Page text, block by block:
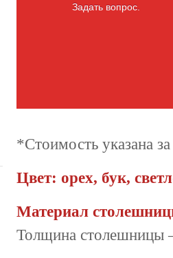
Задать вопрос.
*Стоимость указана
Цвет: орех, бук,
Материал
Толщина